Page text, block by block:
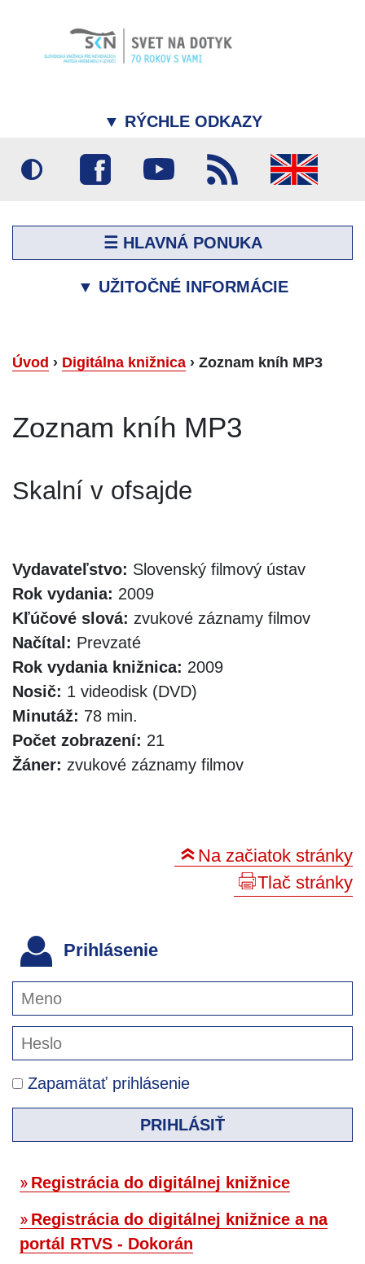
▼ RÝCHLE ODKAZY
☰ HLAVNÁ PONUKA
▼ UŽITOČNÉ INFORMÁCIE
Úvod › Digitálna knižnica › Zoznam kníh MP3
Zoznam kníh MP3
Skalní v ofsajde
Vydavateľstvo: Slovenský filmový ústav
Rok vydania: 2009
Kľúčové slová: zvukové záznamy filmov
Načítal: Prevzaté
Rok vydania knižnica: 2009
Nosič: 1 videodisk (DVD)
Minutáž: 78 min.
Počet zobrazení: 21
Žáner: zvukové záznamy filmov
Na začiatok stránky
Tlač stránky
Prihlásenie
Zapamätať prihlásenie
PRIHLÁSIŤ
Registrácia do digitálnej knižnice
Registrácia do digitálnej knižnice a na
portál RTVS - Dokorán